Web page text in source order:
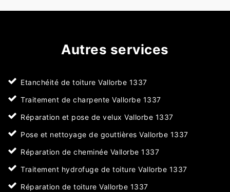
Autres services
Etanchéité de toiture Vallorbe 1337
Traitement de charpente Vallorbe 1337
Réparation et pose de velux Vallorbe 1337
Pose et nettoyage de gouttières Vallorbe 1337
Réparation de cheminée Vallorbe 1337
Traitement hydrofuge de toiture Vallorbe 1337
Réparation de toiture Vallorbe 1337